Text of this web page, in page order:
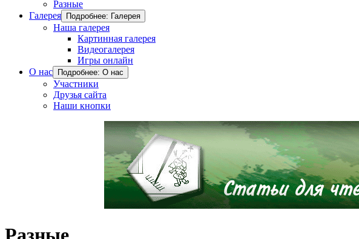
Разные
Галерея
Подробнее: Галерея
Наша галерея
Картинная галерея
Видеогалерея
Игры онлайн
О нас
Подробнее: О нас
Участники
Друзья сайта
Наши кнопки